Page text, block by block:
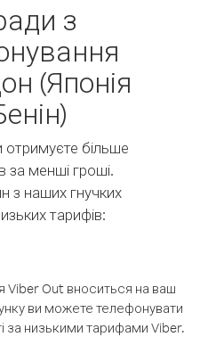
з
(Японія
отримуєте більше
за менші гроші.
з наших гнучких
тарифів:
Viber Out вноситься на ваш
ви можете телефонувати
за низькими тарифами Viber.